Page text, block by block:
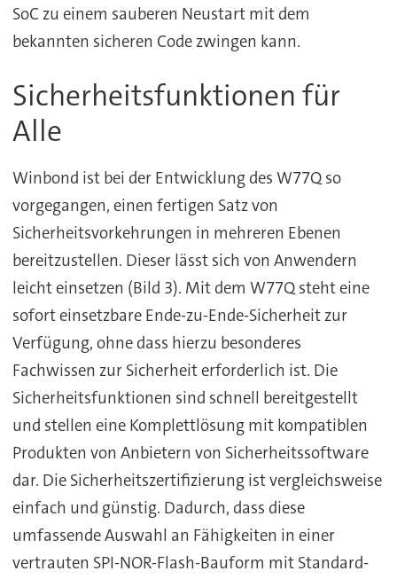
SoC zu einem sauberen Neustart mit dem
bekannten sicheren Code zwingen kann.
Sicherheitsfunktionen für
Alle
Winbond ist bei der Entwicklung des W77Q so
vorgegangen, einen fertigen Satz von
Sicherheitsvorkehrungen in mehreren Ebenen
bereitzustellen. Dieser lässt sich von Anwendern
leicht einsetzen (Bild 3). Mit dem W77Q steht eine
sofort einsetzbare Ende-zu-Ende-Sicherheit zur
Verfügung, ohne dass hierzu besonderes
Fachwissen zur Sicherheit erforderlich ist. Die
Sicherheitsfunktionen sind schnell bereitgestellt
und stellen eine Komplettlösung mit kompatiblen
Produkten von Anbietern von Sicherheitssoftware
dar. Die Sicherheitszertifizierung ist vergleichsweise
einfach und günstig. Dadurch, dass diese
umfassende Auswahl an Fähigkeiten in einer
vertrauten SPI-NOR-Flash-Bauform mit Standard-